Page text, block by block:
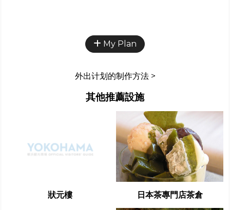
My Plan
外出计划的制作方法 >
其他推薦設施
狀元樓 日本茶專門店茶倉